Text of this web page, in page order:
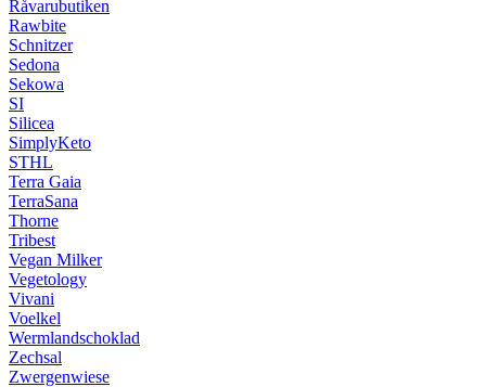
Råvarubutiken
Rawbite
Schnitzer
Sedona
Sekowa
SI
Silicea
SimplyKeto
STHL
Terra Gaia
TerraSana
Thorne
Tribest
Vegan Milker
Vegetology
Vivani
Voelkel
Wermlandschoklad
Zechsal
Zwergenwiese